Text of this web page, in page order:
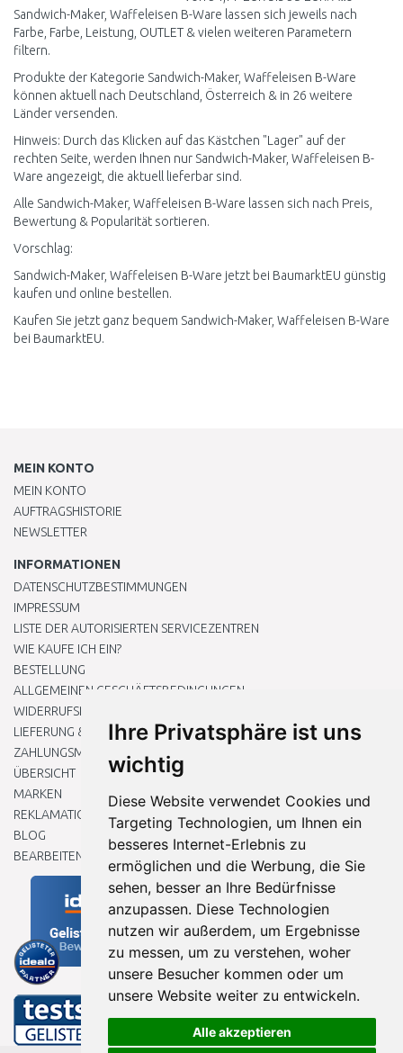
Ihre Privatsphäre ist uns
wichtig
Diese Website verwendet Cookies und
Targeting Technologien, um Ihnen ein
besseres Internet-Erlebnis zu
ermöglichen und die Werbung, die Sie
sehen, besser an Ihre Bedürfnisse
anzupassen. Diese Technologien
nutzen wir außerdem, um Ergebnisse
zu messen, um zu verstehen, woher
unsere Besucher kommen oder um
unsere Website weiter zu entwickeln.
Alle akzeptieren
Sandwich-Maker, Waffeleisen B-Ware lassen sich jeweils nach
Farbe, Farbe, Leistung, OUTLET & vielen weiteren Parametern
filtern.
Produkte der Kategorie Sandwich-Maker, Waffeleisen B-Ware
können aktuell nach Deutschland, Österreich & in 26 weitere
Länder versenden.
Hinweis: Durch das Klicken auf das Kästchen "Lager" auf der
rechten Seite, werden Ihnen nur Sandwich-Maker, Waffeleisen B-
Ware angezeigt, die aktuell lieferbar sind.
Alle Sandwich-Maker, Waffeleisen B-Ware lassen sich nach Preis,
Bewertung & Popularität sortieren.
Vorschlag:
Sandwich-Maker, Waffeleisen B-Ware jetzt bei BaumarktEU günstig
kaufen und online bestellen.
Kaufen Sie jetzt ganz bequem Sandwich-Maker, Waffeleisen B-Ware
bei BaumarktEU.
MEIN KONTO
MEIN KONTO
AUFTRAGSHISTORIE
NEWSLETTER
INFORMATIONEN
DATENSCHUTZBESTIMMUNGEN
IMPRESSUM
LISTE DER AUTORISIERTEN SERVICEZENTREN
WIE KAUFE ICH EIN?
BESTELLUNG
ALLGEMEINEN GESCHÄFTSBEDINGUNGEN
WIDERRUFSRECHT
LIEFERUNG & ZAHLUNG
ZAHLUNGSMETHODEN
ÜBERSICHT
MARKEN
REKLAMATIONEN UND RETOUREN
BLOG
BEARBEITEN SIE MEINE COOKIE-EINSTELLUNGEN